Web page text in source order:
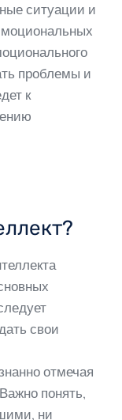
ситуации и
проблемы и
к
свои
отмечая
понять,
ни